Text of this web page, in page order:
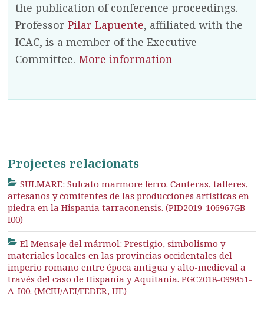
the publication of conference proceedings.
ProfessorPilar Lapuente, affiliated with the
ICAC, is a member of the Executive
Committee. More information
Projectes relacionats
SULMARE: Sulcato marmore ferro. Canteras, talleres,
artesanos y comitentes de las producciones artísticas en
piedra en la Hispania tarraconensis. (PID2019-106967GB-
I00)
El Mensaje del mármol: Prestigio, simbolismo y
materiales locales en las provincias occidentales del
imperio romano entre época antigua y alto-medieval a
través del caso de Hispania y Aquitania. PGC2018-099851-
A-I00. (MCIU/AEI/FEDER, UE)